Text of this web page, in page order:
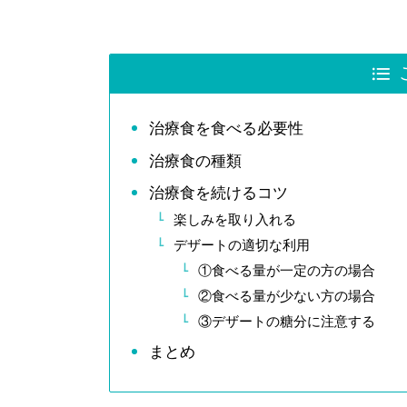
治療食を食べる必要性
治療食の種類
治療食を続けるコツ
楽しみを取り入れる
デザートの適切な利用
①食べる量が一定の方の場合
②食べる量が少ない方の場合
③デザートの糖分に注意する
まとめ